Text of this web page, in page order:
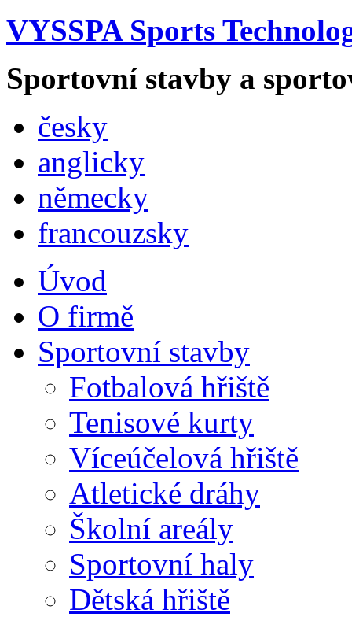
VYSSPA Sports
Sportovní stavby a
česky
anglicky
německy
francouzsky
Úvod
O firmě
Sportovní stavby
Fotbalová hřiště
Tenisové kurty
Víceúčelová hřiště
Atletické dráhy
Školní areály
Sportovní haly
Dětská hřiště